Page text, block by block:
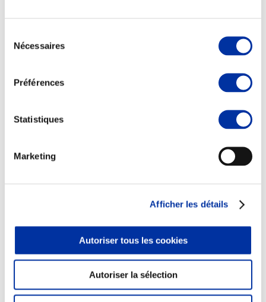
Nécessaires
Préférences
Statistiques
Marketing
Afficher les détails
Autoriser tous les cookies
Autoriser la sélection